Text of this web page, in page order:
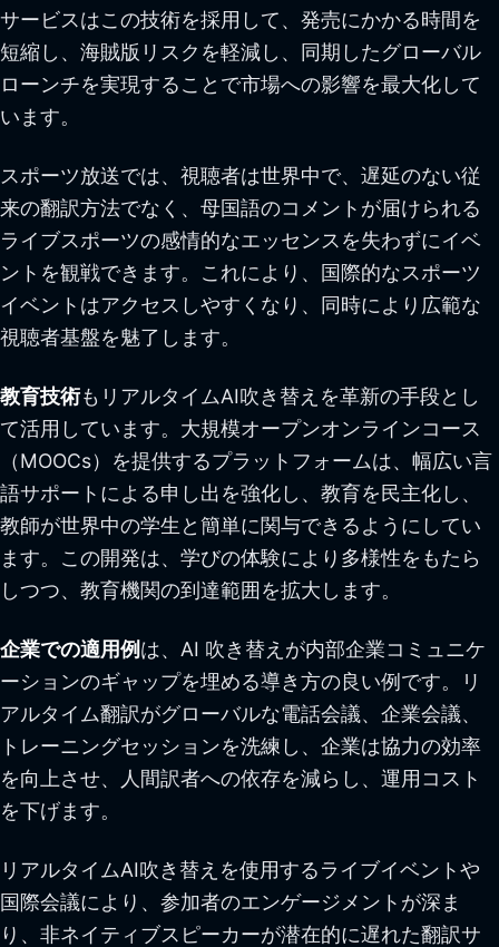
サービスはこの技術を採用して、発売にかかる時間を
短縮し、海賊版リスクを軽減し、同期したグローバル
ローンチを実現することで市場への影響を最大化して
います。
スポーツ放送では、視聴者は世界中で、遅延のない従
来の翻訳方法でなく、母国語のコメントが届けられる
ライブスポーツの感情的なエッセンスを失わずにイベ
ントを観戦できます。これにより、国際的なスポーツ
イベントはアクセスしやすくなり、同時により広範な
視聴者基盤を魅了します。
教育技術もリアルタイムAI吹き替えを革新の手段とし
て活用しています。大規模オープンオンラインコース
（MOOCs）を提供するプラットフォームは、幅広い言
語サポートによる申し出を強化し、教育を民主化し、
教師が世界中の学生と簡単に関与できるようにしてい
ます。この開発は、学びの体験により多様性をもたら
しつつ、教育機関の到達範囲を拡大します。
企業での適用例は、AI 吹き替えが内部企業コミュニケ
ーションのギャップを埋める導き方の良い例です。リ
アルタイム翻訳がグローバルな電話会議、企業会議、
トレーニングセッションを洗練し、企業は協力の効率
を向上させ、人間訳者への依存を減らし、運用コスト
を下げます。
リアルタイムAI吹き替えを使用するライブイベントや
国際会議により、参加者のエンゲージメントが深ま
り、非ネイティブスピーカーが潜在的に遅れた翻訳サ